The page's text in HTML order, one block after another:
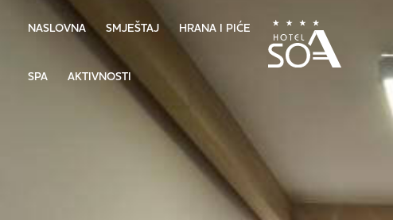
NASLOVNA SMJEŠTAJ HRANA I PIĆE
SPA AKTIVNOSTI